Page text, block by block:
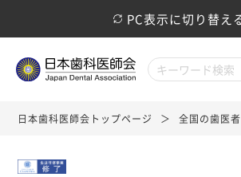
PC表示に切り替え
日本歯科医師会トップページ 全国の歯医